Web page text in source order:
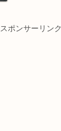
スポンサーリンク